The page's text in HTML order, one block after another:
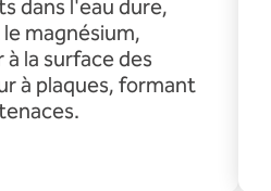
dans l'eau dure,
magnésium,
la surface des
à plaques, formant